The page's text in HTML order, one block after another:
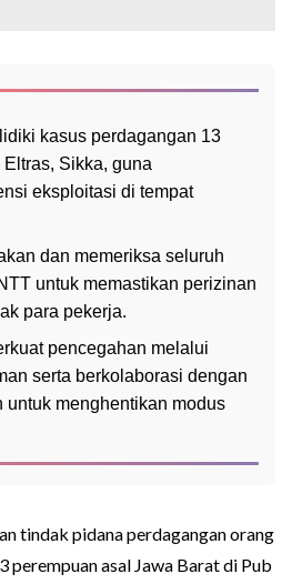
kasus perdagangan 13
Sikka, guna
eksploitasi di tempat
dan memeriksa seluruh
untuk memastikan perizinan
para pekerja.
pencegahan melalui
serta berkolaborasi dengan
untuk menghentikan modus
tindak pidana perdagangan orang
perempuan asal Jawa Barat di Pub